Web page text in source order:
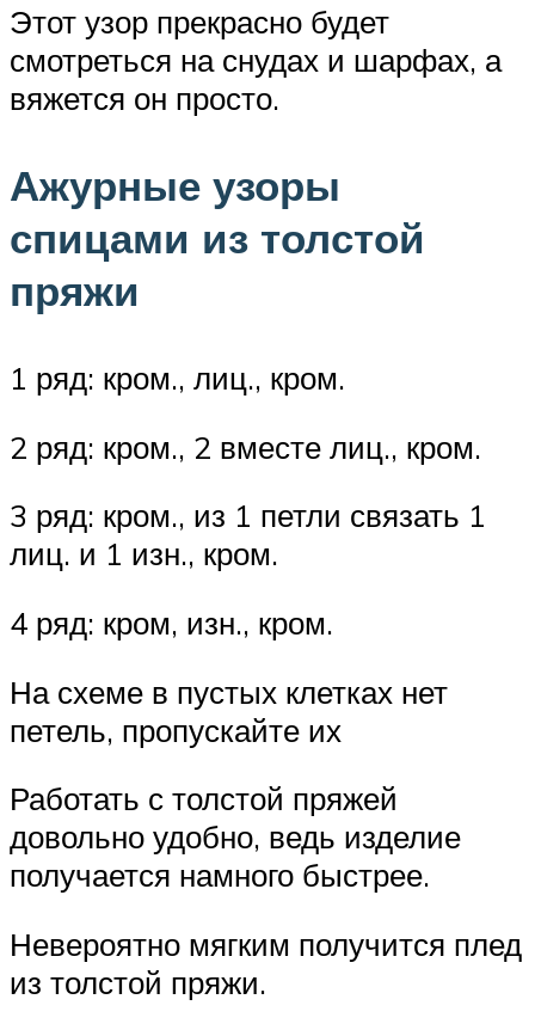
Этот узор прекрасно будет
смотреться на снудах и шарфах, а
вяжется он просто.
Ажурные узоры
спицами из толстой
пряжи
1 ряд: кром., лиц., кром.
2 ряд: кром., 2 вместе лиц., кром.
3 ряд: кром., из 1 петли связать 1
лиц. и 1 изн., кром.
4 ряд: кром, изн., кром.
На схеме в пустых клетках нет
петель, пропускайте их
Работать с толстой пряжей
довольно удобно, ведь изделие
получается намного быстрее.
Невероятно мягким получится плед
из толстой пряжи.